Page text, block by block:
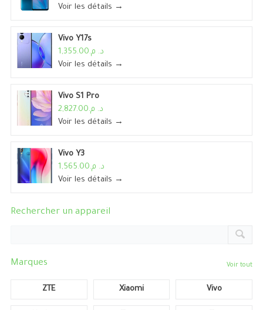
Voir les détails →
Vivo Y17s
د. م.1,355.00
Voir les détails →
Vivo S1 Pro
د. م.2,827.00
Voir les détails →
Vivo Y3
د. م.1,565.00
Voir les détails →
Rechercher un appareil
Marques Voir tout
ZTE Xiaomi Vivo